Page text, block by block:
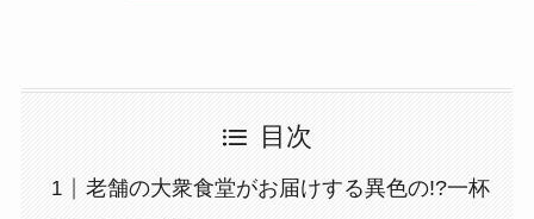
目次
老舗の大衆食堂がお届けする異色の!?一杯